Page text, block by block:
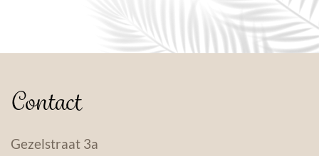
Contact
Gezelstraat 3a